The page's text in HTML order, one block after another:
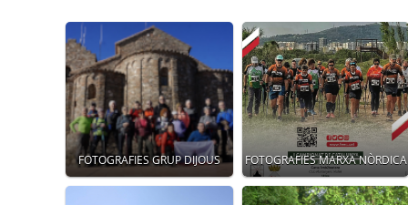
FOTOGRAFIES GRUP DIJOUS FOTOGRAFIES MARXA NÒRDICA